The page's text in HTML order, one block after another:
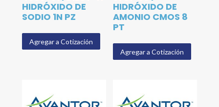
HIDRÓXIDO DE
SODIO 1N PZ
Agregar a Cotización
HIDRÓXIDO DE
AMONIO CMOS 8
PT
Agregar a Cotización